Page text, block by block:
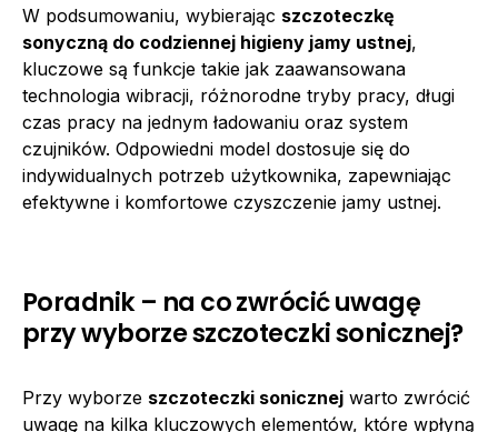
W podsumowaniu, wybierając szczoteczkę
sonyczną do codziennej higieny jamy ustnej,
kluczowe są funkcje takie jak zaawansowana
technologia wibracji, różnorodne tryby pracy, długi
czas pracy na jednym ładowaniu oraz system
czujników. Odpowiedni model dostosuje się do
indywidualnych potrzeb użytkownika, zapewniając
efektywne i komfortowe czyszczenie jamy ustnej.
Poradnik – na co zwrócić uwagę
przy wyborze szczoteczki sonicznej?
Przy wyborze szczoteczki sonicznej warto zwrócić
uwagę na kilka kluczowych elementów, które wpłyną